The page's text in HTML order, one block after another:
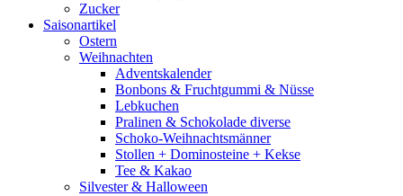
Zucker
Saisonartikel
Ostern
Weihnachten
Adventskalender
Bonbons & Fruchtgummi & Nüsse
Lebkuchen
Pralinen & Schokolade diverse
Schoko-Weihnachtsmänner
Stollen + Dominosteine + Kekse
Tee & Kakao
Silvester & Halloween